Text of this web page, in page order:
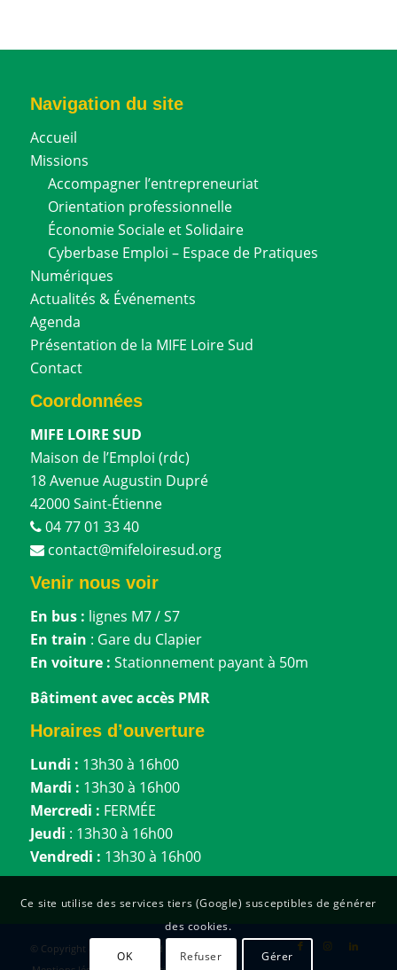
Navigation du site
Accueil
Missions
Accompagner l’entrepreneuriat
Orientation professionnelle
Économie Sociale et Solidaire
Cyberbase Emploi – Espace de Pratiques
Numériques
Actualités & Événements
Agenda
Présentation de la MIFE Loire Sud
Contact
Coordonnées
MIFE LOIRE SUD
Maison de l’Emploi (rdc)
18 Avenue Augustin Dupré
42000 Saint-Étienne
04 77 01 33 40
contact@mifeloiresud.org
Venir nous voir
En bus : lignes M7 / S7
En train : Gare du Clapier
En voiture : Stationnement payant à 50m
Bâtiment avec accès PMR
Horaires d’ouverture
Lundi : 13h30 à 16h00
Mardi : 13h30 à 16h00
Mercredi : FERMÉE
Jeudi : 13h30 à 16h00
Vendredi : 13h30 à 16h00
© Copyright - MIFE Loire Sud
Ce site utilise des services tiers (Google) susceptibles de générer
des cookies.
OK Refuser Gérer